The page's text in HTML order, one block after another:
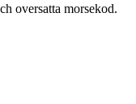
oversatta morsekod.